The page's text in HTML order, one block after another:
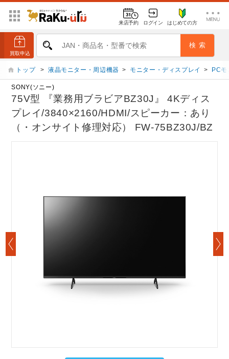
来店予約 ログイン はじめての方
トップ > 液晶モニター・周辺機器 > モニター・ディスプレイ > PC
SONY(ソニー)
75V型 『業務用ブラビアBZ30J』 4Kディス
プレイ/3840×2160/HDMI/スピーカー：あり
（・オンサイト修理対応） FW-75BZ30J/BZ